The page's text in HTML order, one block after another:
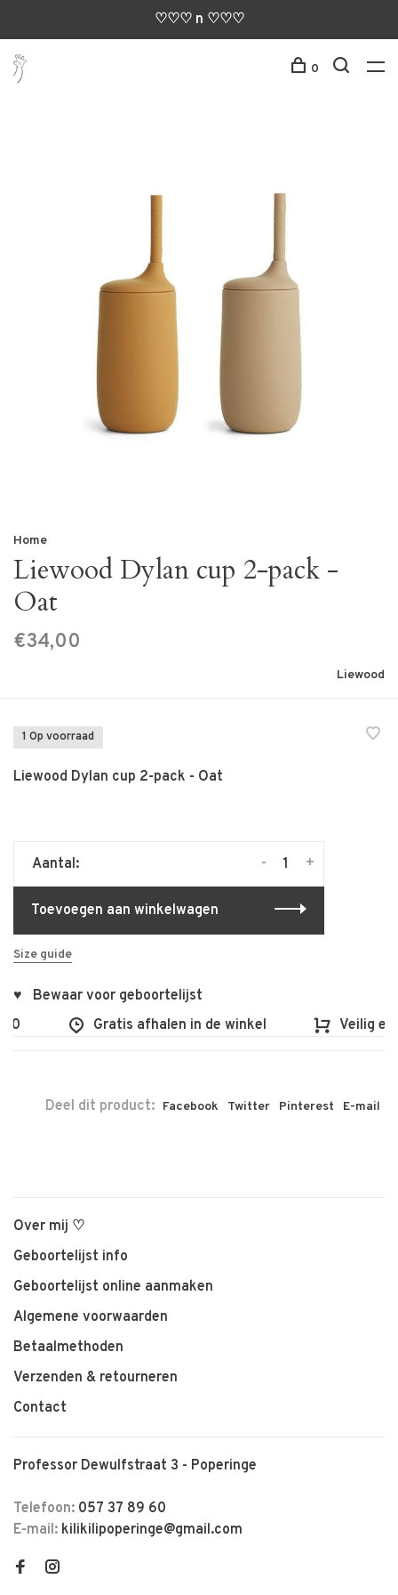
♡♡♡ n ♡♡♡
0
Home
Liewood Dylan cup 2-pack -
Oat
€34,00
Liewood
1 Op voorraad
Liewood Dylan cup 2-pack - Oat
Aantal: +
-
Toevoegen aan winkelwagen
Size guide
♥ Bewaar voor geboortelijst
Gratis afhalen in de winkel Veilig en
Deel dit product: Facebook Twitter Pinterest E-mail
Over mij ♡
Geboortelijst info
Geboortelijst online aanmaken
Algemene voorwaarden
Betaalmethoden
Verzenden & retourneren
Contact
Professor Dewulfstraat 3 - Poperinge
Telefoon: 057 37 89 60
E-mail: kilikilipoperinge@gmail.com